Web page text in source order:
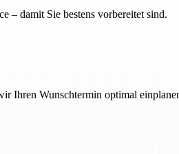
– damit Sie bestens vorbereitet sind.
Ihren Wunschtermin optimal